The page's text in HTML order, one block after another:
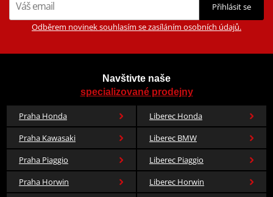
Přihlásit se
Odběrem novinek souhlasím se zasíláním osobních údajů.
Navštivte naše
specializované prodejny
Praha Honda
Liberec Honda
Praha Kawasaki
Liberec BMW
Praha Piaggio
Liberec Piaggio
Praha Horwin
Liberec Horwin